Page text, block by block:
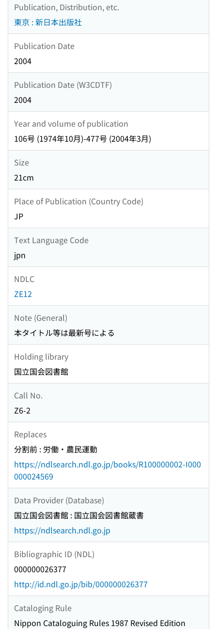
Publication, Distribution, etc.
東京 : 新日本出版社
Publication Date
2004
Publication Date (W3CDTF)
2004
Year and volume of publication
106号 (1974年10月)-477号 (2004年3月)
Size
21cm
Place of Publication (Country Code)
JP
Text Language Code
jpn
NDLC
ZE12
Note (General)
本タイトル等は最新号による
Holding library
国立国会図書館
Call No.
Z6-2
Replaces
分割前 : 労働・農民運動
https://ndlsearch.ndl.go.jp/books/R100000002-I000
000024569
Data Provider (Database)
国立国会図書館 : 国立国会図書館蔵書
https://ndlsearch.ndl.go.jp
Bibliographic ID (NDL)
000000026377
http://id.ndl.go.jp/bib/000000026377
Cataloging Rule
Nippon Cataloguing Rules 1987 Revised Edition